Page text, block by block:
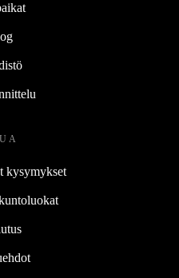
kysymykset